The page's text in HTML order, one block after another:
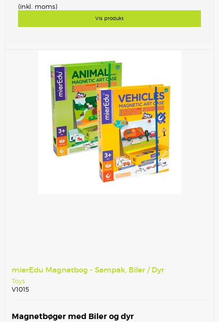
(inkl. moms)
Vis produkt
mierEdu Magnetbog - Sampak, Biler / Dyr
Toys
V1015
Magnetbøger med Biler og dyr